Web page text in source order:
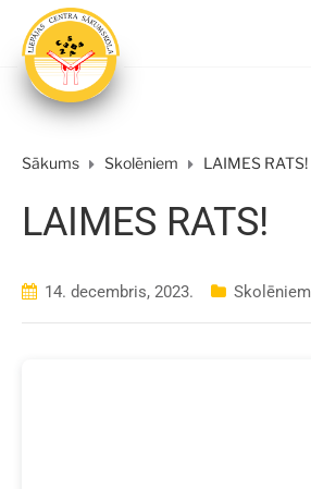
Sākums Skolēniem LAIMES RATS!
LAIMES RATS!
14. decembris, 2023. Skolēniem